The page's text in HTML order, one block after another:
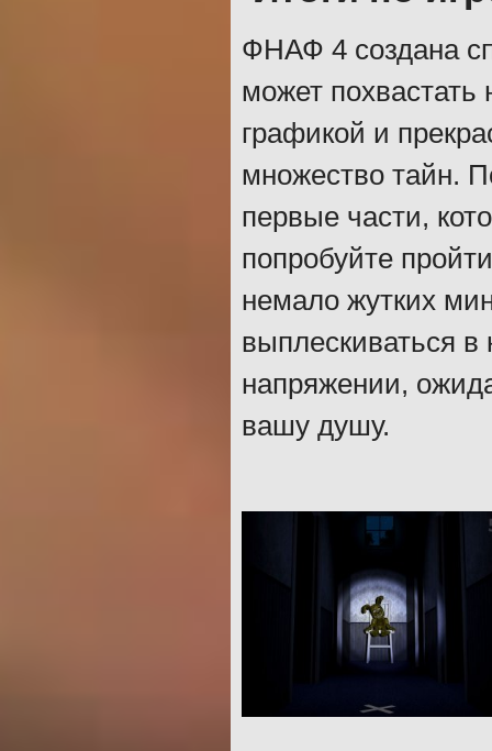
ФНАФ 4 создана
может похвастать
графикой и
множество тайн.
первые части,
попробуйте
немало жутких
выплескиваться в
напряжении,
вашу душу.